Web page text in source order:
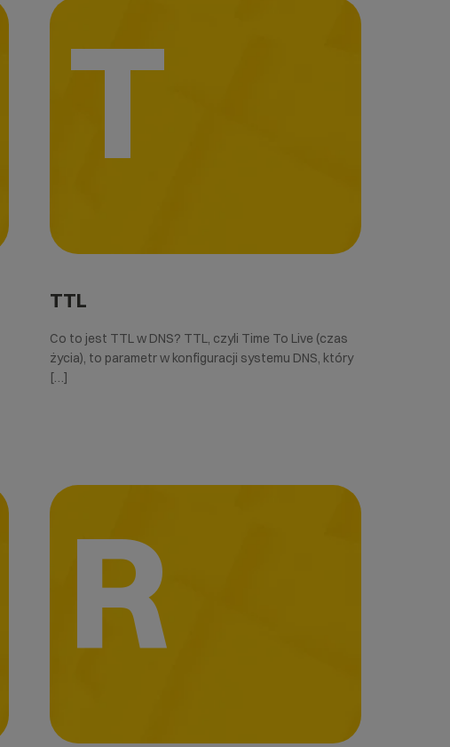
T
TTL
Co to jest TTL w DNS? TTL, czyli Time To Live (czas
życia), to parametr w konfiguracji systemu DNS, który
[…]
R